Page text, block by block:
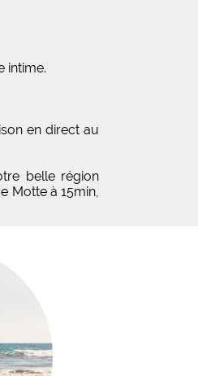
intime.
en direct au
belle région
Motte à 15min,